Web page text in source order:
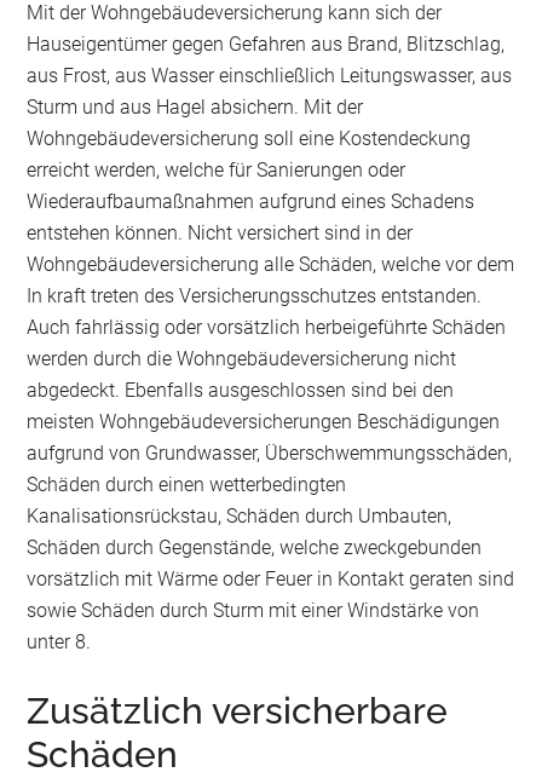
Mit der Wohngebäudeversicherung kann sich der
Hauseigentümer gegen Gefahren aus Brand, Blitzschlag,
aus Frost, aus Wasser einschließlich Leitungswasser, aus
Sturm und aus Hagel absichern. Mit der
Wohngebäudeversicherung soll eine Kostendeckung
erreicht werden, welche für Sanierungen oder
Wiederaufbaumaßnahmen aufgrund eines Schadens
entstehen können. Nicht versichert sind in der
Wohngebäudeversicherung alle Schäden, welche vor dem
In kraft treten des Versicherungsschutzes entstanden.
Auch fahrlässig oder vorsätzlich herbeigeführte Schäden
werden durch die Wohngebäudeversicherung nicht
abgedeckt. Ebenfalls ausgeschlossen sind bei den
meisten Wohngebäudeversicherungen Beschädigungen
aufgrund von Grundwasser, Überschwemmungsschäden,
Schäden durch einen wetterbedingten
Kanalisationsrückstau, Schäden durch Umbauten,
Schäden durch Gegenstände, welche zweckgebunden
vorsätzlich mit Wärme oder Feuer in Kontakt geraten sind
sowie Schäden durch Sturm mit einer Windstärke von
unter 8.
Zusätzlich versicherbare
Schäden